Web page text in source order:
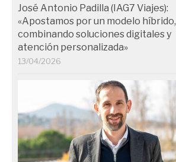
José Antonio Padilla (IAG7 Viajes):
«Apostamos por un modelo híbrido,
combinando soluciones digitales y
atención personalizada»
13/04/2026